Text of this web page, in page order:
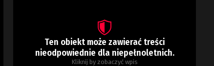
Ten obiekt może zawierać treści
nieodpowiednie dla niepełnoletnich.
Kliknij by zobaczyć wpis